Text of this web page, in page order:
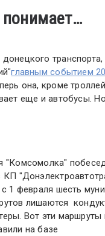
понимает…
транспорта,
главным событием
она, кроме
еще и автобусы.
"Комсомолка"
КП
1 февраля шесть
лишаются
Вот эти маршруты
на базе